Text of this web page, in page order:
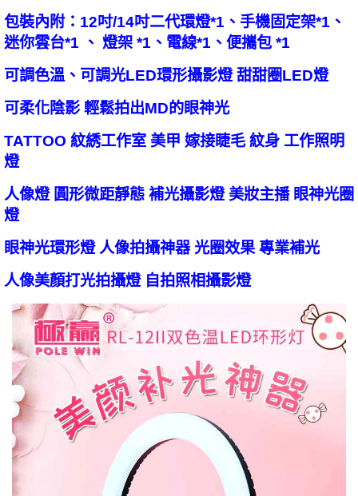
包裝內附：12吋/14吋二代環燈*1、手機固定架*1、
迷你雲台*1 、 燈架 *1、電線*1、便攜包 *1
可調色溫、可調光LED環形攝影燈 甜甜圈LED燈
可柔化陰影 輕鬆拍出MD的眼神光
TATTOO 紋綉工作室 美甲 嫁接睫毛 紋身 工作照明
燈
人像燈 圓形微距靜態 補光攝影燈 美妝主播 眼神光圈
燈
眼神光環形燈 人像拍攝神器 光圈效果 專業補光
人像美顏打光拍攝燈 自拍照相攝影燈